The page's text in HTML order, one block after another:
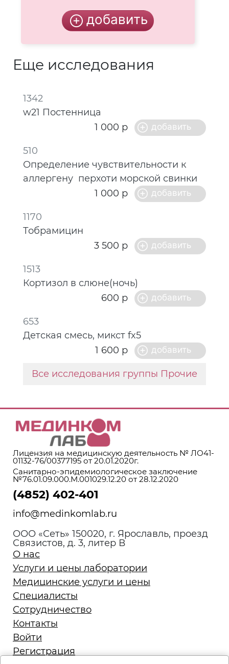
Еще исследования
1342
w21 Постенница
1 000 р
510
Определение чувствительности к
аллергену перхоти морской свинки
1 000 р
1170
Тобрамицин
3 500 р
1513
Кортизол в слюне(ночь)
600 р
653
Детская смесь, микст fx5
1 600 р
Все исследования группы Прочие
Лицензия на медицинскую деятельность № ЛО41-
01132-76/00377195 от 20.01.2020г.
Санитарно-эпидемиологическое заключение
№76.01.09.000.М.001029.12.20 от 28.12.2020
(4852) 402-401
info@medinkomlab.ru
ООО «Сеть» 150020, г. Ярославль, проезд
Связистов, д. 3, литер В
О нас
Услуги и цены лаборатории
Медицинские услуги и цены
Специалисты
Сотрудничество
Контакты
Войти
Регистрация